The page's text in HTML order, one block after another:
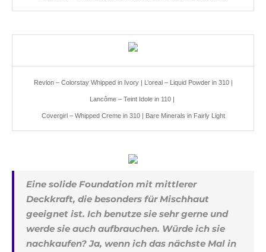
Revlon – Colorstay Whipped in Ivory | L’oreal – Liquid Powder in 310 |
Lancôme – Teint Idole in 110 |
Covergirl – Whipped Creme in 310 | Bare Minerals in Fairly Light
Eine solide Foundation mit mittlerer
Deckkraft, die besonders für Mischhaut
geeignet ist. Ich benutze sie sehr gerne und
werde sie auch aufbrauchen. Würde ich sie
nachkaufen? Ja, wenn ich das nächste Mal in